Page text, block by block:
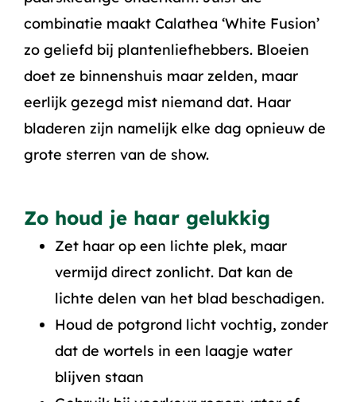
combinatie maakt Calathea ‘White Fusion’
zo geliefd bij plantenliefhebbers. Bloeien
doet ze binnenshuis maar zelden, maar
eerlijk gezegd mist niemand dat. Haar
bladeren zijn namelijk elke dag opnieuw de
grote sterren van de show.
Zo houd je haar gelukkig
Zet haar op een lichte plek, maar
vermijd direct zonlicht. Dat kan de
lichte delen van het blad beschadigen.
Houd de potgrond licht vochtig, zonder
dat de wortels in een laagje water
blijven staan